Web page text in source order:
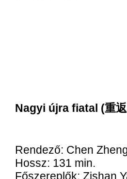
Nagyi újra fiatal (重
Rendező: Chen
Hossz: 131 min.
Főszereplők: Zishan